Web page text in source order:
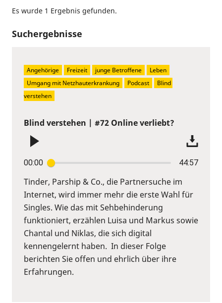
Es wurde 1 Ergebnis gefunden.
Suchergebnisse
Blind verstehen | #72 Online verliebt?
00:00 44:57
Tinder, Parship & Co., die Partnersuche im
Internet, wird immer mehr die erste Wahl für
Singles. Wie das mit Sehbehinderung
funktioniert, erzählen Luisa und Markus sowie
Chantal und Niklas, die sich digital
kennengelernt haben. In dieser Folge
berichten Sie offen und ehrlich über ihre
Erfahrungen.
Angehörige Freizeit junge Betroffene
Leben
Umgang mit Netzhauterkrankung
Podcast
Blind
verstehen